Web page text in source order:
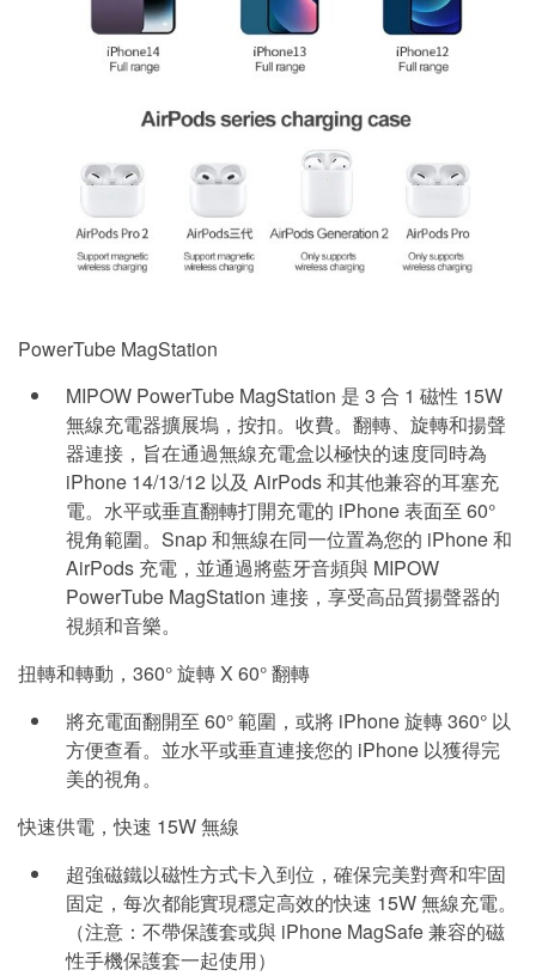
PowerTube MagStation
MIPOW PowerTube MagStation 是 3 合 1 磁性 15W
無線充電器擴展塢，按扣。收費。翻轉、旋轉和揚聲
器連接，旨在通過無線充電盒以極快的速度同時為
iPhone 14/13/12 以及 AirPods 和其他兼容的耳塞充
電。水平或垂直翻轉打開充電的 iPhone 表面至 60°
視角範圍。Snap 和無線在同一位置為您的 iPhone 和
AirPods 充電，並通過將藍牙音頻與 MIPOW
PowerTube MagStation 連接，享受高品質揚聲器的
視頻和音樂。
扭轉和轉動，360° 旋轉 X 60° 翻轉
將充電面翻開至 60° 範圍，或將 iPhone 旋轉 360° 以
方便查看。並水平或垂直連接您的 iPhone 以獲得完
美的視角。
快速供電，快速 15W 無線
超強磁鐵以磁性方式卡入到位，確保完美對齊和牢固
固定，每次都能實現穩定高效的快速 15W 無線充電。
（注意：不帶保護套或與 iPhone MagSafe 兼容的磁
性手機保護套一起使用）